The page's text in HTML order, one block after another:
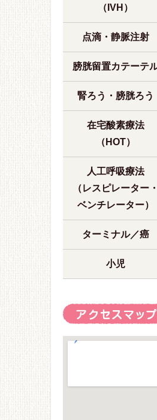
（IVH）
点滴・静脈注射
膀胱留置カテーテ
腎ろう・膀胱ろう
在宅酸素療法
（HOT）
人工呼吸療法
（レスピレーター
ベンチレーター）
ターミナル／癌
小児